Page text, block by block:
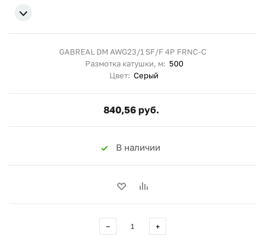
GABREAL DM AWG23/1 SF/F 4P FRNC-C
Размотка катушки, м: 500
Цвет: Серый
840,56 руб.
В наличии
− +